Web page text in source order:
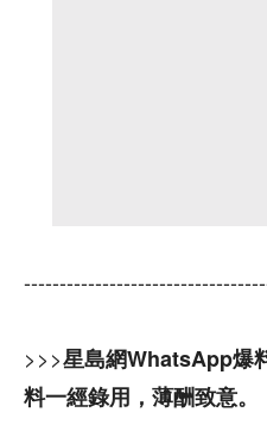
>>>星島網WhatsApp爆
料一經錄用，薄酬致意。